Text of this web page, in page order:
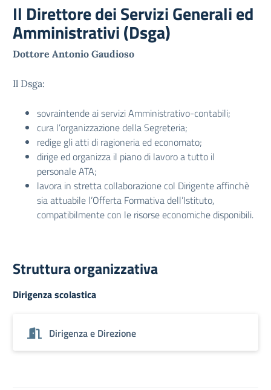
Il Direttore dei Servizi Generali ed
Amministrativi (Dsga)
Dottore Antonio Gaudioso
Il Dsga:
sovraintende ai servizi Amministrativo-contabili;
cura l’organizzazione della Segreteria;
redige gli atti di ragioneria ed economato;
dirige ed organizza il piano di lavoro a tutto il
personale ATA;
lavora in stretta collaborazione col Dirigente affinchè
sia attuabile l’Offerta Formativa dell’Istituto,
compatibilmente con le risorse economiche disponibili.
Struttura organizzativa
Dirigenza scolastica
Dirigenza e Direzione